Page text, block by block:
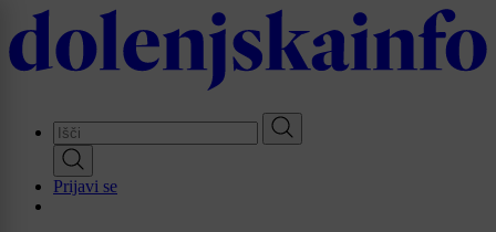
Skip
to
main
Prijavi se